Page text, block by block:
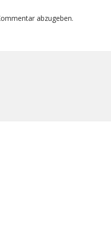
abzugeben.